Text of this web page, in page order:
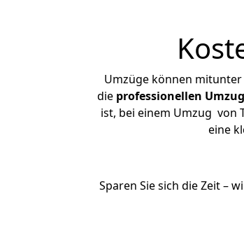
Umzüge können
die professionellen
ist, bei einem Umzug von
eine
Sparen Sie sich die Zeit –